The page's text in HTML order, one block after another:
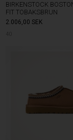
BIRKENSTOCK
FIT TOBAKSBRUN
2.006,00 SEK
40